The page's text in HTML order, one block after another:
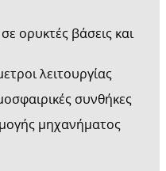
ορυκτές βάσεις και
λειτουργίας
συνθήκες
μηχανήματος